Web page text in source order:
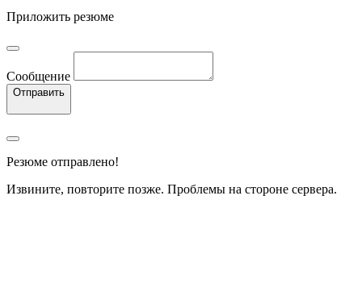
Приложить резюме
Сообщение
Отправить
Резюме отправлено!
Извините, повторите позже. Проблемы на стороне сервера.